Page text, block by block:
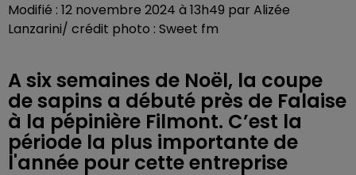
Modifié : 12 novembre 2024 à 13h49 par Alizée
Lanzarini/ crédit photo : Sweet fm
A six semaines de Noël, la coupe
de sapins a débuté près de Falaise
à la pépinière Filmont. C’est la
période la plus importante de
l'année pour cette entreprise